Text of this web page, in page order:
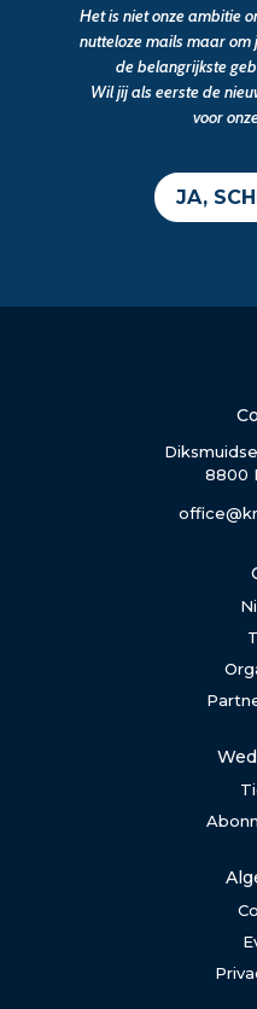
Het is niet onze ambitie
nutteloze mails maar om
de belangrijkste
Wil jij als eerste de
voor
JA,
8800